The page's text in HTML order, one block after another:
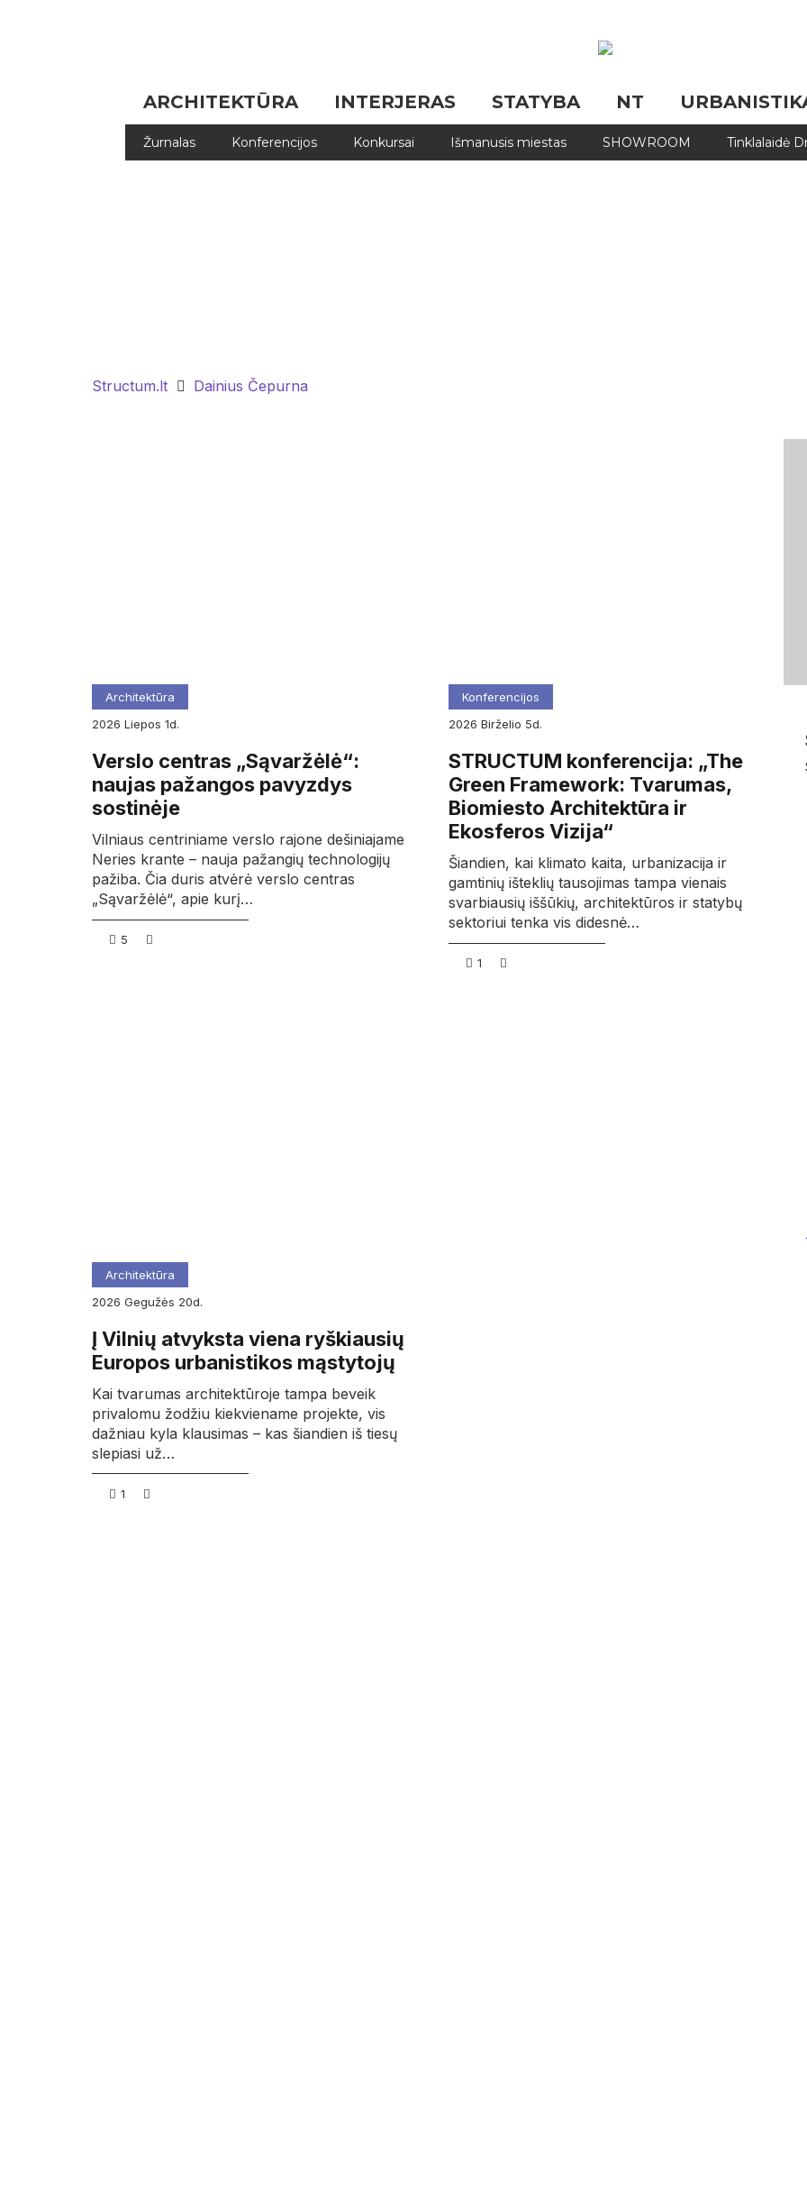
ARCHITEKTŪRA INTERJERAS STATYBA NT
Žurnalas Konferencijos Konkursai Išmanusis miestas SHOWROOM Tinklalaidė
Structum.lt Dainius Čepurna
Architektūra
2026
liepos 1d.
Verslo centras „Sąvaržėlė“:
naujas pažangos pavyzdys
sostinėje
Vilniaus centriniame verslo rajone dešiniajame
Neries krante – nauja pažangių technologijų
pažiba. Čia duris atvėrė verslo centras
„Sąvaržėlė“, apie kurį…
5
Konferencijos
2026
birželio 5d.
STRUCTUM konferencija: „The
Green Framework: Tvarumas,
Biomiesto Architektūra ir
Ekosferos Vizija“
Šiandien, kai klimato kaita, urbanizacija ir
gamtinių išteklių tausojimas tampa vienais
svarbiausių iššūkių, architektūros ir statybų
sektoriui tenka vis didesnė…
1
Architektūra
2026
gegužės 20d.
Į Vilnių atvyksta viena ryškiausių
Europos urbanistikos mąstytojų
Kai tvarumas architektūroje tampa beveik
privalomu žodžiu kiekviename projekte, vis
dažniau kyla klausimas – kas šiandien iš tiesų
slepiasi už…
1